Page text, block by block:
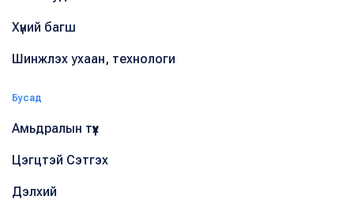
Хүний багш
Шинжлэх ухаан, технологи
Бусад
Амьдралын түүх
Цэгцтэй Сэтгэх
Дэлхий